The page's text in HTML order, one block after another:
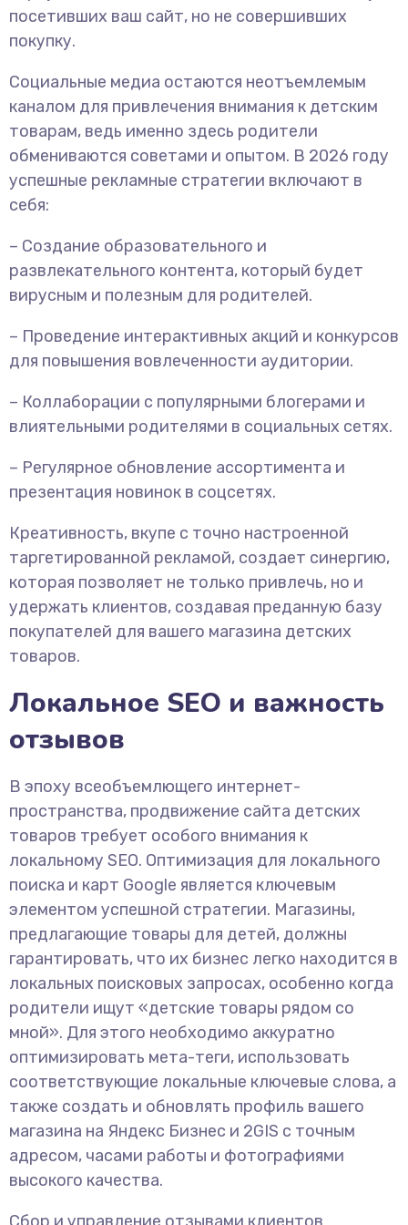
посетивших ваш сайт, но не совершивших
покупку.
Социальные медиа остаются неотъемлемым
каналом для привлечения внимания к детским
товарам, ведь именно здесь родители
обмениваются советами и опытом. В 2026 году
успешные рекламные стратегии включают в
себя:
– Создание образовательного и
развлекательного контента, который будет
вирусным и полезным для родителей.
– Проведение интерактивных акций и конкурсов
для повышения вовлеченности аудитории.
– Коллаборации с популярными блогерами и
влиятельными родителями в социальных сетях.
– Регулярное обновление ассортимента и
презентация новинок в соцсетях.
Креативность, вкупе с точно настроенной
таргетированной рекламой, создает синергию,
которая позволяет не только привлечь, но и
удержать клиентов, создавая преданную базу
покупателей для вашего магазина детских
товаров.
Локальное SEO и важность
отзывов
В эпоху всеобъемлющего интернет-
пространства, продвижение сайта детских
товаров требует особого внимания к
локальному SEO. Оптимизация для локального
поиска и карт Google является ключевым
элементом успешной стратегии. Магазины,
предлагающие товары для детей, должны
гарантировать, что их бизнес легко находится в
локальных поисковых запросах, особенно когда
родители ищут «детские товары рядом со
мной». Для этого необходимо аккуратно
оптимизировать мета-теги, использовать
соответствующие локальные ключевые слова, а
также создать и обновлять профиль вашего
магазина на Яндекс Бизнес и 2GIS с точным
адресом, часами работы и фотографиями
высокого качества.